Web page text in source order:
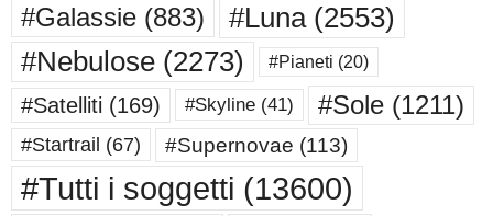
#Galassie (883) #Luna(2553)
#Nebulose (2273) #Pianeti (20)
#Satelliti (169) #Skyline (41) #Sole (1211)
#Startrail (67) #Supernovae (113)
#Tutti i soggetti (13600)